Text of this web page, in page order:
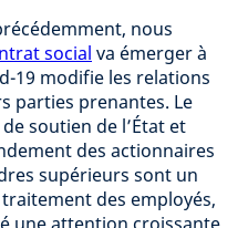
nous
social va émerger à
19 modifie les relations
parties prenantes. Le
soutien de l’État et
des actionnaires
supérieurs sont un
des employés,